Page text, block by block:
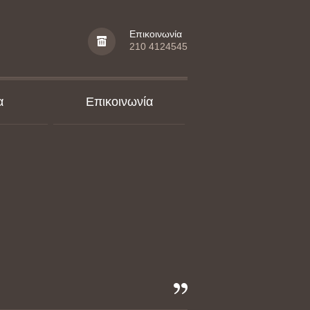
Επικοινωνία
210 4124545
Επικοινωνία